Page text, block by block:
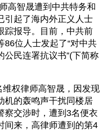
高智晟遭到中共特务和
引起了海内外正义人士
踪报导。目前，中共前
86位人士发起了“对中共
公民连署抗议书”(下简称
权律师高智晟，因发现
机的轰鸣声干扰同楼居
察交涉时，遭到3名便衣
间来，高律师遭到的第4